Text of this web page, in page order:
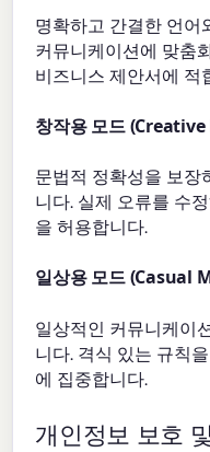
명확하고 간결한 언어
커뮤니케이션에 맞춤
비즈니스 제안서에 적
창작용 모드
문법적 정확성을 보장
니다. 실제 오류를 수
을 허용합니다.
일상용 모드 (Casual
일상적인 커뮤니케이
니다. 격식 있는 규칙
에 집중합니다.
개인정보 보호